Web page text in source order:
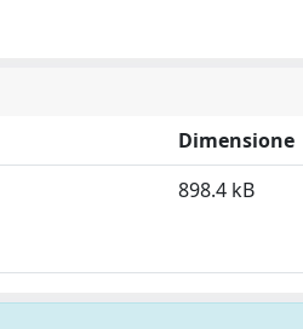
Dimensione
898.4 kB